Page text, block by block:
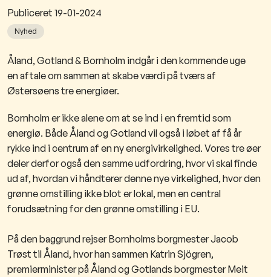
Publiceret 19-01-2024
Nyhed
Åland, Gotland & Bornholm indgår i den kommende uge
en aftale om sammen at skabe værdi påtværs af
Østersøens tre energiøer.
Bornholm er ikke alene om at se ind i en fremtid som
energiø. Både Åland og Gotland vil også i løbet af få år
rykke ind icentrum af en ny energivirkelighed. Vores tre øer
deler derfor også den samme udfordring, hvor vi skal finde
udaf, hvordan vi håndterer denne nye virkelighed, hvor den
grønne omstilling ikke blot er lokal, men en central
forudsætningfor den grønne omstilling i EU.
På den baggrund rejser Bornholms borgmester Jacob
Trøst til Åland, hvor han sammen Katrin Sjögren,
premierministerpå Åland og Gotlands borgmester Meit